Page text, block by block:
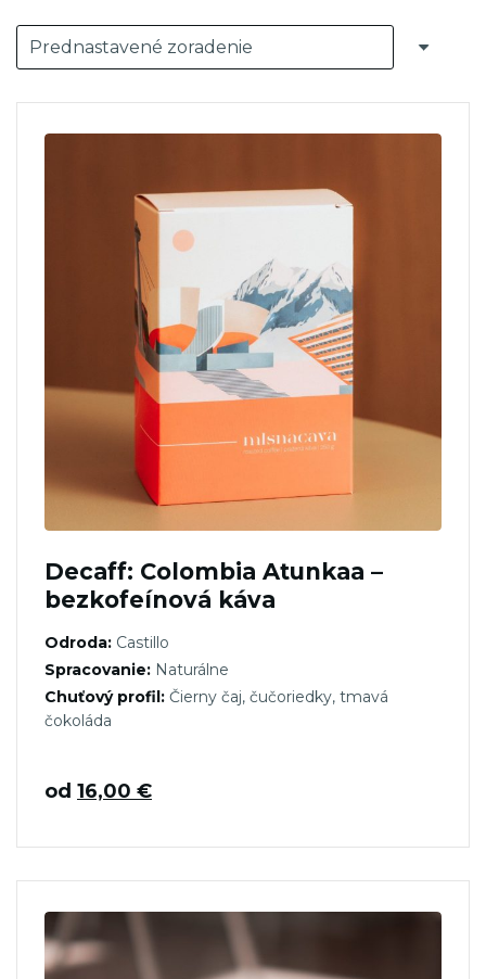
Decaff: Colombia Atunkaa –
bezkofeínová káva
Odroda: Castillo
Spracovanie: Naturálne
Chuťový profil: Čierny čaj, čučoriedky, tmavá
čokoláda
od 16,00 €